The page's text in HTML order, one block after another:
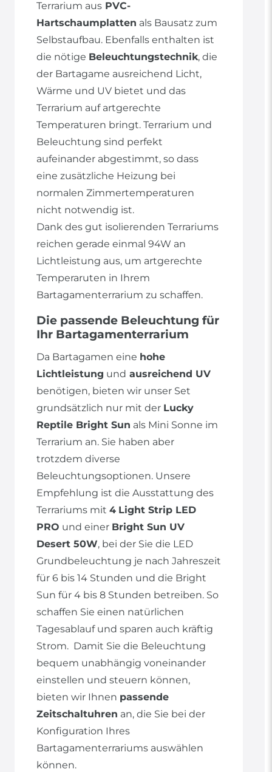
Terrarium aus PVC-
Hartschaumplatten als Bausatz zum
Selbstaufbau. Ebenfalls enthalten ist
die nötige Beleuchtungstechnik, die
der Bartagame ausreichend Licht,
Wärme und UV bietet und das
Terrarium auf artgerechte
Temperaturen bringt. Terrarium und
Beleuchtung sind perfekt
aufeinander abgestimmt, so dass
eine zusätzliche Heizung bei
normalen Zimmertemperaturen
nicht notwendig ist.
Dank des gut isolierenden Terrariums
reichen gerade einmal 94W an
Lichtleistung aus, um artgerechte
Temperaruten in Ihrem
Bartagamenterrarium zu schaffen.
Die passende Beleuchtung für
Ihr Bartagamenterrarium
Da Bartagamen eine hohe
Lichtleistung und ausreichend UV
benötigen, bieten wir unser Set
grundsätzlich nur mit der Lucky
Reptile Bright Sun als Mini Sonne im
Terrarium an. Sie haben aber
trotzdem diverse
Beleuchtungsoptionen. Unsere
Empfehlung ist die Ausstattung des
Terrariums mit 4 Light Strip LED
PRO und einer Bright Sun UV
Desert 50W, bei der Sie die LED
Grundbeleuchtung je nach Jahreszeit
für 6 bis 14 Stunden und die Bright
Sun für 4 bis 8 Stunden betreiben. So
schaffen Sie einen natürlichen
Tagesablauf und sparen auch kräftig
Strom. Damit Sie die Beleuchtung
bequem unabhängig voneinander
einstellen und steuern können,
bieten wir Ihnen passende
Zeitschaltuhren an, die Sie bei der
Konfiguration Ihres
Bartagamenterrariums auswählen
können.